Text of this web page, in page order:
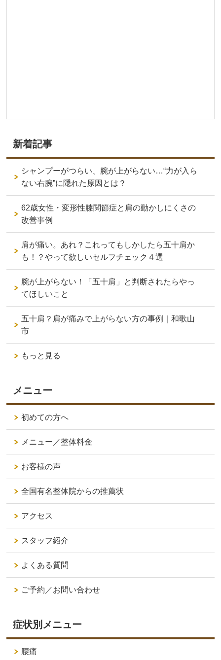
新着記事
シャンプーがつらい、腕が上がらない…“力が入ら
ない右腕”に隠れた原因とは？
62歳女性・変形性膝関節症と肩の動かしにくさの
改善事例
肩が痛い。あれ？これってもしかしたら五十肩か
も！？やって欲しいセルフチェック４選
腕が上がらない！「五十肩」と判断されたらやっ
てほしいこと
五十肩？肩が痛みで上がらない方の事例｜和歌山
市
もっと見る
メニュー
初めての方へ
メニュー／整体料金
お客様の声
全国有名整体院からの推薦状
アクセス
スタッフ紹介
よくある質問
ご予約／お問い合わせ
症状別メニュー
腰痛